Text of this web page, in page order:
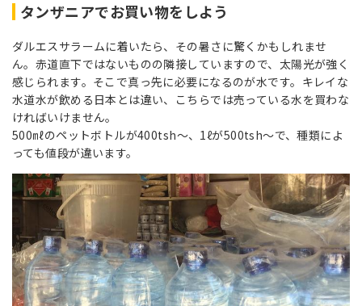
タンザニアでお買い物をしよう
ダルエスサラームに着いたら、その暑さに驚くかもしれませ
ん。赤道直下ではないものの隣接していますので、太陽光が強く
感じられます。そこで真っ先に必要になるのが水です。キレイな
水道水が飲める日本とは違い、こちらでは売っている水を買わな
ければいけません。
500㎖のペットボトルが400tsh～、1ℓが500tsh～で、種類によ
っても値段が違います。